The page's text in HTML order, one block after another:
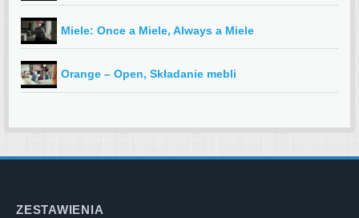
Miele: Once a Miele, Always a Miele
Orange – Open, Składanie mebli
ZESTAWIENIA